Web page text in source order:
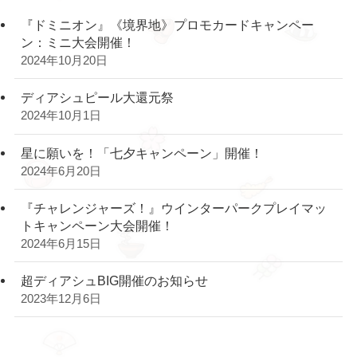
『ドミニオン』《境界地》プロモカードキャンペー
ン：ミニ大会開催！
2024年10月20日
ディアシュピール大還元祭
2024年10月1日
星に願いを！「七夕キャンペーン」開催！
2024年6月20日
『チャレンジャーズ！』ウインターパークプレイマッ
トキャンペーン大会開催！
2024年6月15日
超ディアシュBIG開催のお知らせ
2023年12月6日